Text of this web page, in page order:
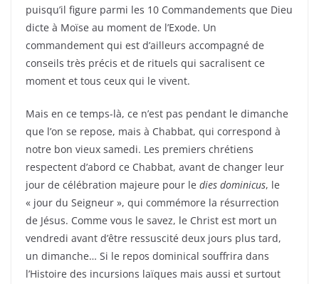
puisqu’il figure parmi les 10 Commandements que Dieu
dicte à Moïse au moment de l’Exode. Un
commandement qui est d’ailleurs accompagné de
conseils très précis et de rituels qui sacralisent ce
moment et tous ceux qui le vivent.
Mais en ce temps-là, ce n’est pas pendant le dimanche
que l’on se repose, mais à Chabbat, qui correspond à
notre bon vieux samedi. Les premiers chrétiens
respectent d’abord ce Chabbat, avant de changer leur
jour de célébration majeure pour le dies dominicus, le
« jour du Seigneur », qui commémore la résurrection
de Jésus. Comme vous le savez, le Christ est mort un
vendredi avant d’être ressuscité deux jours plus tard,
un dimanche… Si le repos dominical souffrira dans
l’Histoire des incursions laïques mais aussi et surtout